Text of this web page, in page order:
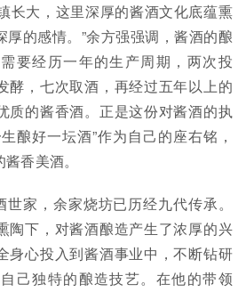
长大，这里深厚的酱酒文化底蕴熏
厚的感情。”余方强强调，酱酒的酿
要经历一年的生产周期，两次投
酵，七次取酒，再经过五年以上的
质的酱香酒。正是这份对酱酒的执
酿好一坛酒”作为自己的座右铭，
香美酒。
家，余家烧坊已历经九代传承。
陶下，对酱酒酿造产生了浓厚的兴
身心投入到酱酒事业中，不断钻研
己独特的酿造技艺。在他的带领